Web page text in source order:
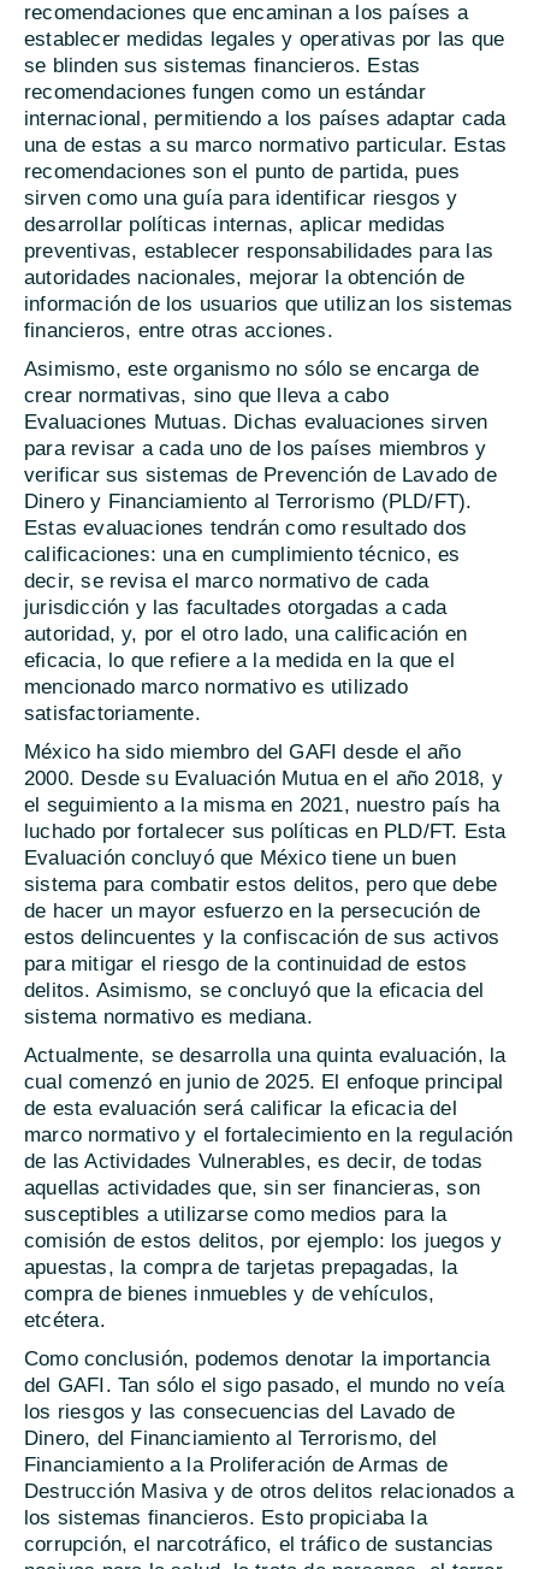
recomendaciones que encaminan a los países a
establecer medidas legales y operativas por las que
se blinden sus sistemas financieros. Estas
recomendaciones fungen como un estándar
internacional, permitiendo a los países adaptar cada
una de estas a su marco normativo particular. Estas
recomendaciones son el punto de partida, pues
sirven como una guía para identificar riesgos y
desarrollar políticas internas, aplicar medidas
preventivas, establecer responsabilidades para las
autoridades nacionales, mejorar la obtención de
información de los usuarios que utilizan los sistemas
financieros, entre otras acciones.
Asimismo, este organismo no sólo se encarga de
crear normativas, sino que lleva a cabo
Evaluaciones Mutuas. Dichas evaluaciones sirven
para revisar a cada uno de los países miembros y
verificar sus sistemas de Prevención de Lavado de
Dinero y Financiamiento al Terrorismo (PLD/FT).
Estas evaluaciones tendrán como resultado dos
calificaciones: una en cumplimiento técnico, es
decir, se revisa el marco normativo de cada
jurisdicción y las facultades otorgadas a cada
autoridad, y, por el otro lado, una calificación en
eficacia, lo que refiere a la medida en la que el
mencionado marco normativo es utilizado
satisfactoriamente.
México ha sido miembro del GAFI desde el año
2000. Desde su Evaluación Mutua en el año 2018, y
el seguimiento a la misma en 2021, nuestro país ha
luchado por fortalecer sus políticas en PLD/FT. Esta
Evaluación concluyó que México tiene un buen
sistema para combatir estos delitos, pero que debe
de hacer un mayor esfuerzo en la persecución de
estos delincuentes y la confiscación de sus activos
para mitigar el riesgo de la continuidad de estos
delitos. Asimismo, se concluyó que la eficacia del
sistema normativo es mediana.
Actualmente, se desarrolla una quinta evaluación, la
cual comenzó en junio de 2025. El enfoque principal
de esta evaluación será calificar la eficacia del
marco normativo y el fortalecimiento en la regulación
de las Actividades Vulnerables, es decir, de todas
aquellas actividades que, sin ser financieras, son
susceptibles a utilizarse como medios para la
comisión de estos delitos, por ejemplo: los juegos y
apuestas, la compra de tarjetas prepagadas, la
compra de bienes inmuebles y de vehículos,
etcétera.
Como conclusión, podemos denotar la importancia
del GAFI. Tan sólo el sigo pasado, el mundo no veía
los riesgos y las consecuencias del Lavado de
Dinero, del Financiamiento al Terrorismo, del
Financiamiento a la Proliferación de Armas de
Destrucción Masiva y de otros delitos relacionados a
los sistemas financieros. Esto propiciaba la
corrupción, el narcotráfico, el tráfico de sustancias